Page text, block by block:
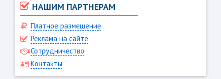
НАШИМ ПАРТНЕРАМ
Платное размещение
Реклама на сайте
Сотрудничество
Контакты